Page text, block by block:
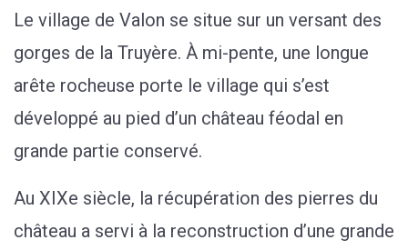
Le village de Valon se situe sur un versant des
gorges de la Truyère. À mi-pente, une longue
arête rocheuse porte le village qui s’est
développé au pied d’un château féodal en
grande partie conservé.
Au XIXe siècle, la récupération des pierres du
château a servi à la reconstruction d’une grande